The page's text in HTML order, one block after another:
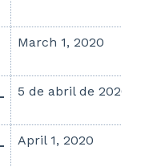
March 1, 2020
5 de abril de 2020
April 1, 2020